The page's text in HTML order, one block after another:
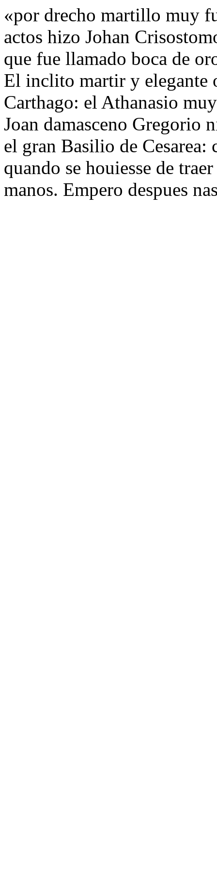
«por drecho martillo muy
actos hizo Johan
que fue llamado boca de
El inclito martir y elegante
Carthago: el Athanasio
Joan damasceno Gregorio
el gran Basilio de Cesarea:
quando se houiesse de
manos. Empero despues